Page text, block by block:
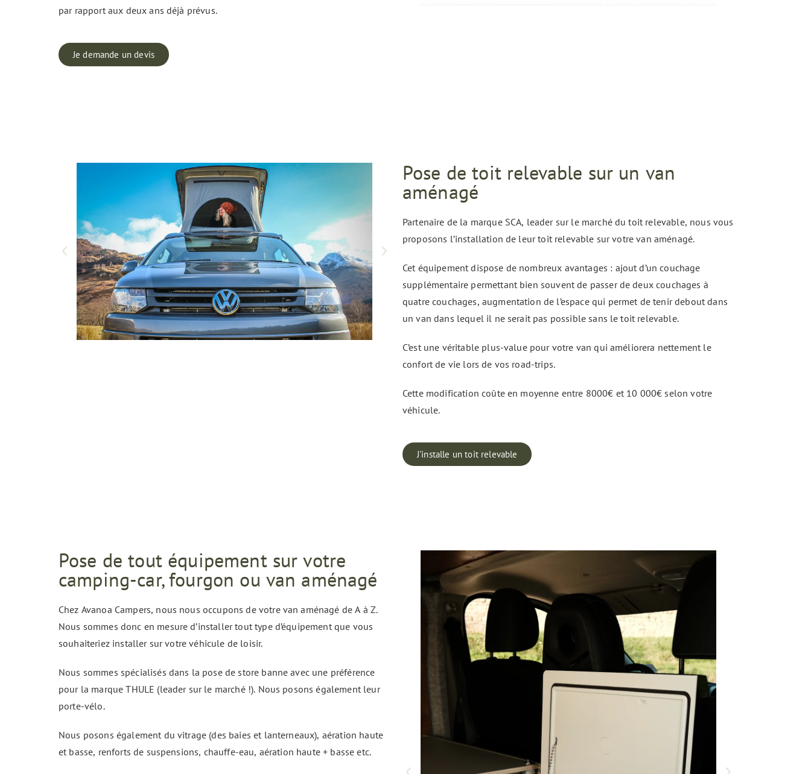
par rapport aux deux ans déjà prévus.
Je demande un devis
Pose de toit relevable sur un van
aménagé
Partenaire de la marque SCA, leader sur le marché du toit relevable, nous vous
proposons l’installation de leur toit relevable sur votre van aménagé.
Cet équipement dispose de nombreux avantages : ajout d’un couchage
supplémentaire permettant bien souvent de passer de deux couchages à
quatre couchages, augmentation de l’espace qui permet de tenir debout dans
un van dans lequel il ne serait pas possible sans le toit relevable.
C’est une véritable plus-value pour votre van qui améliorera nettement le
confort de vie lors de vos road-trips.
Cette modification coûte en moyenne entre 8000€ et 10 000€ selon votre
véhicule.
J'installe un toit relevable
Pose de tout équipement sur votre
camping-car, fourgon ou van aménagé
Chez Avanoa Campers, nous nous occupons de votre van aménagé de A à Z.
Nous sommes donc en mesure d’installer tout type d’équipement que vous
souhaiteriez installer sur votre véhicule de loisir.
Nous sommes spécialisés dans la pose de store banne avec une préférence
pour la marque THULE (leader sur le marché !). Nous posons également leur
porte-vélo.
Nous posons également du vitrage (des baies et lanterneaux), aération haute
et basse, renforts de suspensions, chauffe-eau, aération haute + basse etc.